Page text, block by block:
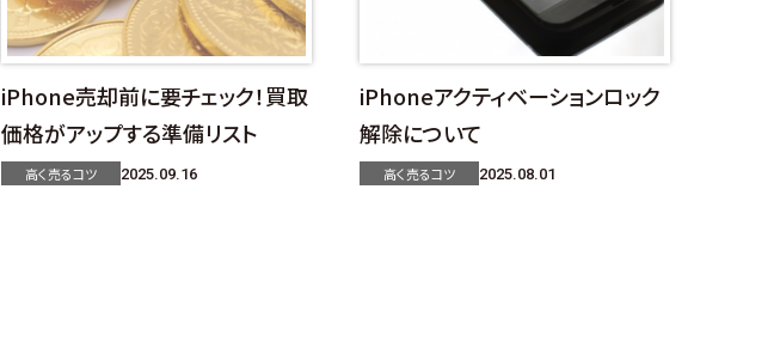
iPhone売却前に要チェック！買取
価格がアップする準備リスト
高く売るコツ 2025.09.16
iPhoneアクティベーションロック
解除について
高く売るコツ 2025.08.01